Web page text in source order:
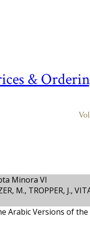
&
Minora VI
M., TROPPER, J.,
Arabic Versions of the